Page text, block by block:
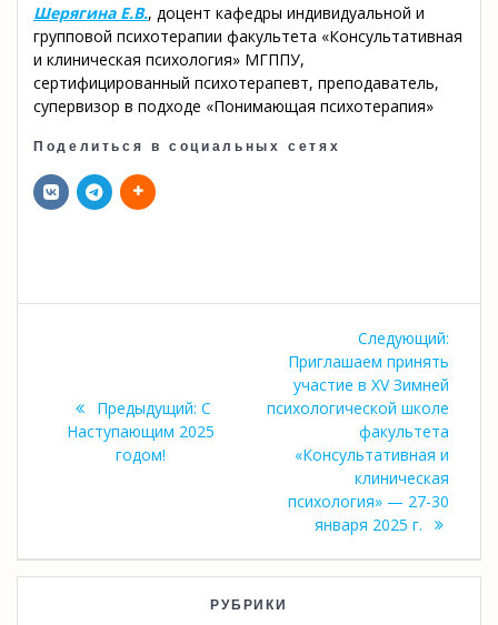
Шерягина Е.В., доцент кафедры индивидуальной и
групповой психотерапии факультета «Консультативная
и клиническая психология» МГППУ,
сертифицированный психотерапевт, преподаватель,
супервизор в подходе «Понимающая психотерапия»
Поделиться в социальных сетях
записям
Предыдущий: Предыдущая
запись:
C
Наступающим 2025
годом!
Следующий:
Приглашаем принять
участие в XV Зимней
психологической школе
факультета
«Консультативная и
клиническая
психология» — 27-30
января 2025 г.
РУБРИКИ